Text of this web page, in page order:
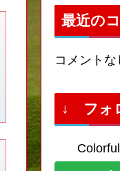
最近の
コメントな
↓ フォ